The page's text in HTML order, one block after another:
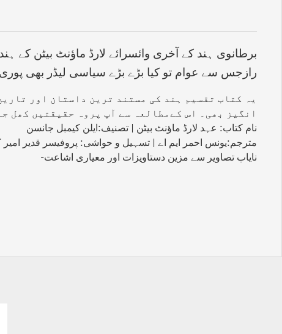
برطانوی ہند کے آخری وائسرائے لارڈ ماؤنٹ بیٹن
رازجس سے عوام تو کیا بڑے بڑے سیاسی لیڈر بھی
یہ کتاب تقسیم ہند کی مستند ترین داستان اور
انگیز بھی۔ اس کےمطالعہ سے آپ پروہ حقیقتیں کھل
نام کتاب: عہد لارڈ ماؤنٹ بیٹن | تصنیف:ایلن کیمبل جانسن
مترجم:یونس احمر ایم اے | تسہیل و حواشی: پروفیسر قدیر امیر
نایاب تصاویر سے مزین دستاویزات اور معیاری اشاعت-